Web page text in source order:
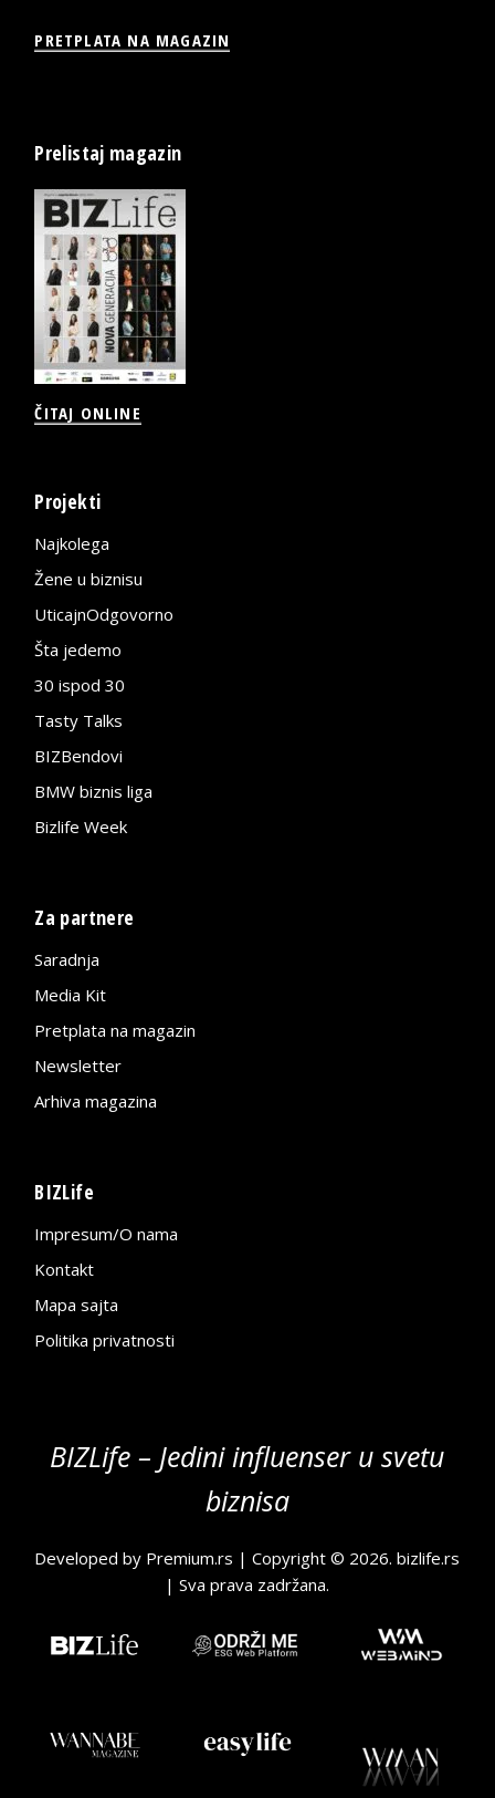
PRETPLATA NA MAGAZIN
Prelistaj magazin
ČITAJ ONLINE
Projekti
Najkolega
Žene u biznisu
UticajnOdgovorno
Šta jedemo
30 ispod 30
Tasty Talks
BIZBendovi
BMW biznis liga
Bizlife Week
Za partnere
Saradnja
Media Kit
Pretplata na magazin
Newsletter
Arhiva magazina
BIZLife
Impresum/O nama
Kontakt
Mapa sajta
Politika privatnosti
BIZLife – Jedini influenser u svetu
biznisa
Developed by Premium.rs | Copyright © 2026.bizlife.rs
| Sva prava zadržana.